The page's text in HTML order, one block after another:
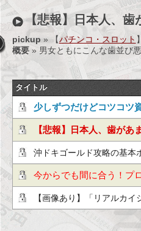
み
ん
な
の
お
金
儲
け
ア
ン
【悲報】日本人、
pickup » 【パチンコ・スロット
概要» 男女ともにこんな歯並び
タイトル
少しずつだけどコツコツ
月利10％の投資手法！
【悲報】日本人、歯が
沖ドキゴールド攻略の基本
今からでも間に合う！プ
【画像あり】「リアルカ
表されたぞｗｗｗｗｗｗ